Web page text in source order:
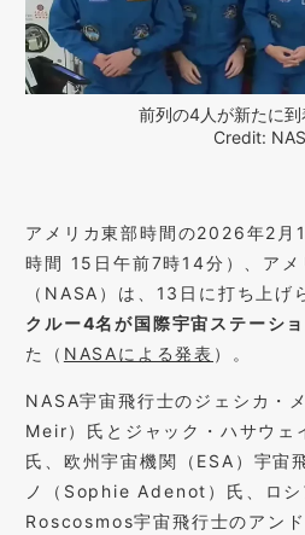
前列の4人が新たに
Credit:
アメリカ東部時間の2026年2月
時間 15日午前7時14分）、アメ
（NASA）は、13日に打ち上げ
クルー4名が国際宇宙ステーシ
た（ NASAによる発表 ）。
NASA宇宙飛行士のジェシカ・
Meir）氏とジャック・ハサウ
氏、欧州宇宙機関（ESA）宇宙
ノ（Sophie Adenot）氏、ロシ
Roscosmos宇宙飛行士のアン